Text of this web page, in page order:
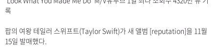
록
팝의 여왕 테일러 스위프트(Taylor Swift)가 새 앨범 [reputation]을 11월
15일 발매했다.